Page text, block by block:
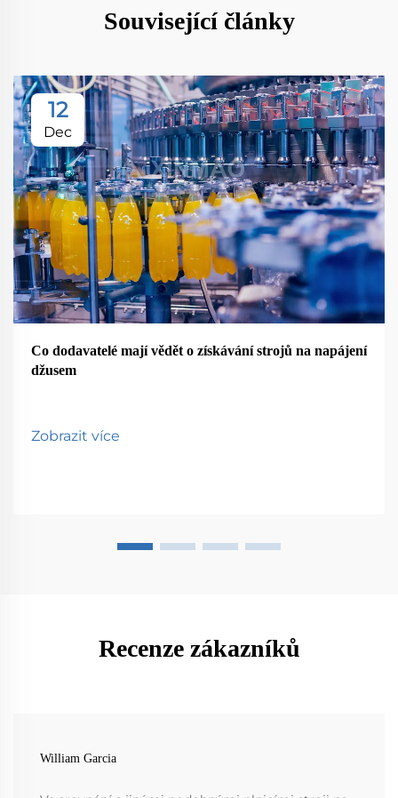
Související články
12
Dec
Co dodavatelé mají vědět o získávání strojů na napájení
džusem
Zobrazit více
Recenze zákazníků
William Garcia